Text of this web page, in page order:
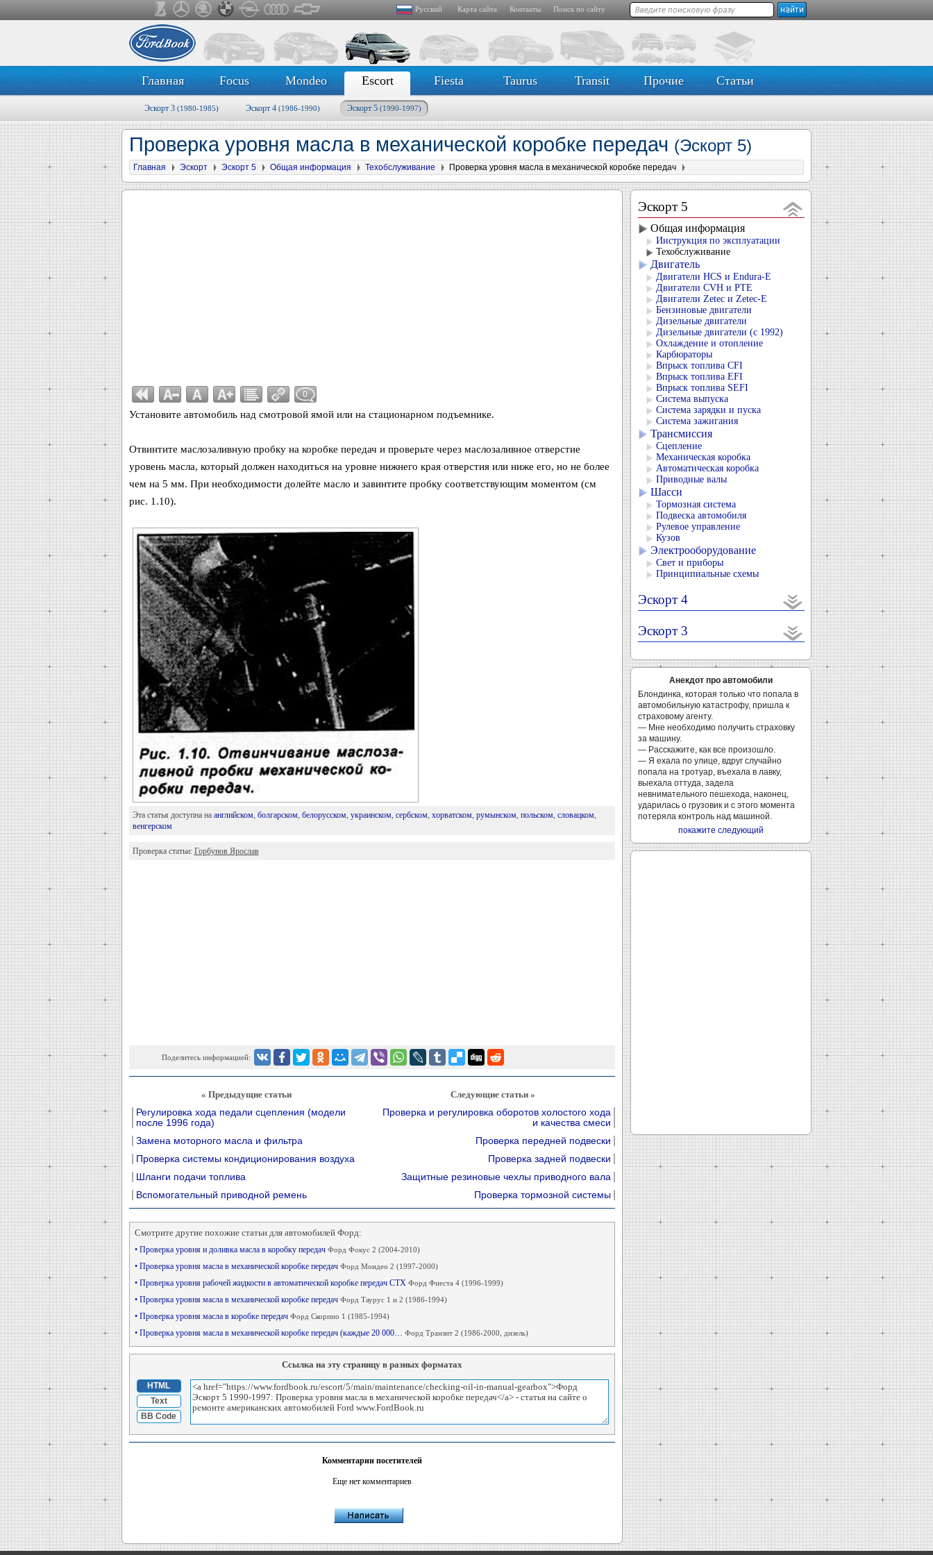
Русский Карта сайта Контакты Поиск по сайту
Главная Focus Mondeo Escort Fiesta Taurus Transit Прочие Статьи
Эскорт 3 (1980-1985) Эскорт 4 (1986-1990) Эскорт 5 (1990-1997)
Проверка уровня масла в механической коробке передач (Эскорт 5)
Главная Эскорт Эскорт 5 Общая информация Техобслуживание Проверка уровня масла в механической коробке передач
0
Установите автомобиль над смотровой ямой или на стационарном подъемнике.
Отвинтите маслозаливную пробку на коробке передач и проверьте через маслозаливное отверстие
уровень масла, который должен находиться на уровне нижнего края отверстия или ниже его, но не более
чем на 5 мм. При необходимости долейте масло и завинтите пробку соответствующим моментом (см
рис. 1.10).
Эта статья доступна на английском, болгарском, белорусском, украинском, сербском, хорватском, румынском, польском, словацком,
венгерском
Проверка статьи: Горбунов Ярослав
Поделитесь информацией:
« Предыдущие статьи
Регулировка хода педали сцепления (модели
после 1996 года)
Замена моторного масла и фильтра
Проверка системы кондиционирования воздуха
Шланги подачи топлива
Вспомогательный приводной ремень
Следующие статьи »
Проверка и регулировка оборотов холостого хода
и качества смеси
Проверка передней подвески
Проверка задней подвески
Защитные резиновые чехлы приводного вала
Проверка тормозной системы
Смотрите другие похожие статьи для автомобилей Форд:
• Проверка уровня и доливка масла в коробку передач Форд Фокус 2 (2004-2010)
• Проверка уровня масла в механической коробке передач Форд Мондео 2 (1997-2000)
• Проверка уровня рабочей жидкости в автоматической коробке передач СТХ Форд Фиеста 4 (1996-1999)
• Проверка уровня масла в механической коробке передач Форд Таурус 1 и 2 (1986-1994)
• Проверка уровня масла в коробке передач Форд Скорпио 1 (1985-1994)
• Проверка уровня масла в механической коробке передач (каждые 20 000… Форд Транзит 2 (1986-2000, дизель)
Ссылка на эту страницу в разных форматах
HTML
Text
BB Code
Комментарии посетителей
Еще нет комментариев
Эскорт 5
Общая информация
Инструкция по эксплуатации
Техобслуживание
Двигатель
Двигатели HCS и Endura-E
Двигатели CVH и РТЕ
Двигатели Zetec и Zetec-E
Бензиновые двигатели
Дизельные двигатели
Дизельные двигатели (с 1992)
Охлаждение и отопление
Карбюраторы
Впрыск топлива CFI
Впрыск топлива EFI
Впрыск топлива SEFI
Система выпуска
Система зарядки и пуска
Система зажигания
Трансмиссия
Сцепление
Механическая коробка
Автоматическая коробка
Приводные валы
Шасси
Тормозная система
Подвеска автомобиля
Рулевое управление
Кузов
Электрооборудование
Свет и приборы
Принципиальные схемы
Эскорт 4
Эскорт 3
Анекдот про автомобили
Блондинка, которая только что попала в
автомобильную катастрофу, пришла к
страховому агенту.
— Мне необходимо получить страховку
за машину.
— Расскажите, как все произошло.
— Я ехала по улице, вдруг случайно
попала на тротуар, въехала в лавку,
выехала оттуда, задела
невнимательного пешехода, наконец,
ударилась о грузовик и с этого момента
потеряла контроль над машиной.
покажите следующий